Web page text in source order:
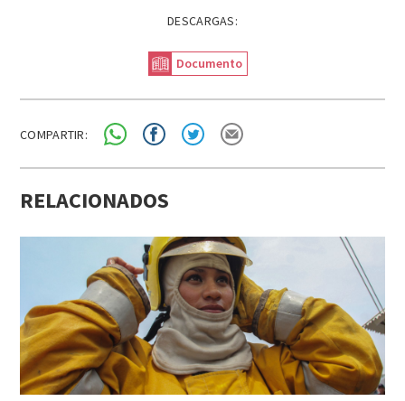
DESCARGAS:
Documento
COMPARTIR:
RELACIONADOS